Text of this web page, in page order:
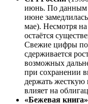
июнь. По данным
июне
мае). Несмотря
остаётся
Свежие цифры
сдерживается
возможных
при сохранении
держать жесткую
влияет на
«Бежевая